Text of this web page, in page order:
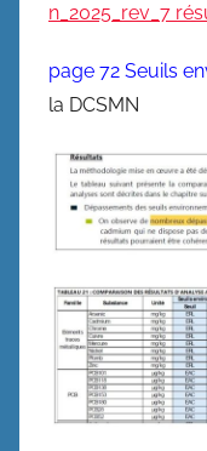
n_2025_rev_7
page 72 Seuils
la DCSMN